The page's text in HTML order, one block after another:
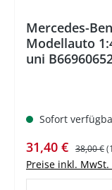
Mercedes-
Modellauto
uni
Sofort
Verkaufspreis:
31,40 € 38,00 €
Preise inkl.